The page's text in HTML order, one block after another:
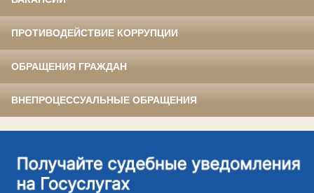
ПРОТИВОДЕЙСТВИЕ КОРРУПЦИИ
ОБРАЩЕНИЯ ГРАЖДАН
ВНЕПРОЦЕССУАЛЬНЫЕ ОБРАЩЕНИЯ